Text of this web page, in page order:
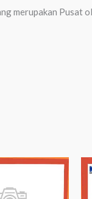
merupakan Pusat